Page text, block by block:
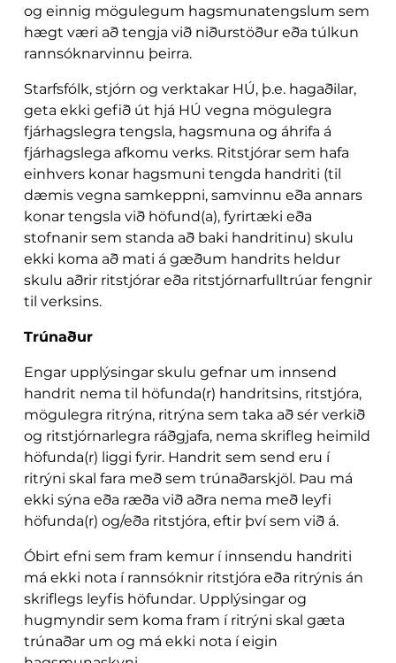
og einnig mögulegum hagsmunatengslum sem
hægt væri að tengja við niðurstöður eða túlkun
rannsóknarvinnu þeirra.
Starfsfólk, stjórn og verktakar HÚ, þ.e. hagaðilar,
geta ekki gefið út hjá HÚ vegna mögulegra
fjárhagslegra tengsla, hagsmuna og áhrifa á
fjárhagslega afkomu verks. Ritstjórar sem hafa
einhvers konar hagsmuni tengda handriti (til
dæmis vegna samkeppni, samvinnu eða annars
konar tengsla við höfund(a), fyrirtæki eða
stofnanir sem standa að baki handritinu) skulu
ekki koma að mati á gæðum handrits heldur
skulu aðrir ritstjórar eða ritstjórnarfulltrúar fengnir
til verksins.
Trúnaður
Engar upplýsingar skulu gefnar um innsend
handrit nema til höfunda(r) handritsins, ritstjóra,
mögulegra ritrýna, ritrýna sem taka að sér verkið
og ritstjórnarlegra ráðgjafa, nema skrifleg heimild
höfunda(r) liggi fyrir. Handrit sem send eru í
ritrýni skal fara með sem trúnaðarskjöl. Þau má
ekki sýna eða ræða við aðra nema með leyfi
höfunda(r) og/eða ritstjóra, eftir því sem við á.
Óbirt efni sem fram kemur í innsendu handriti
má ekki nota í rannsóknir ritstjóra eða ritrýnis án
skriflegs leyfis höfundar. Upplýsingar og
hugmyndir sem koma fram í ritrýni skal gæta
trúnaðar um og má ekki nota í eigin